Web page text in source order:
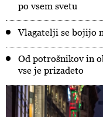
po vsem svetu
Vlagatelji se bojijo
Od potrošnikov in
vse je prizadeto